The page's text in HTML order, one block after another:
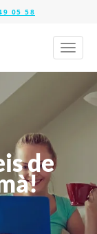
05 58
Toggle
de